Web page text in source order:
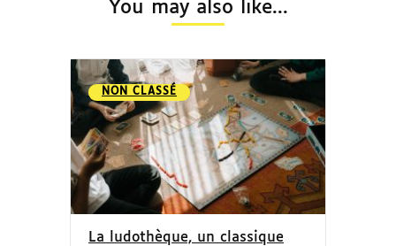
You may also like...
NON CLASSÉ
La ludothèque, un classique